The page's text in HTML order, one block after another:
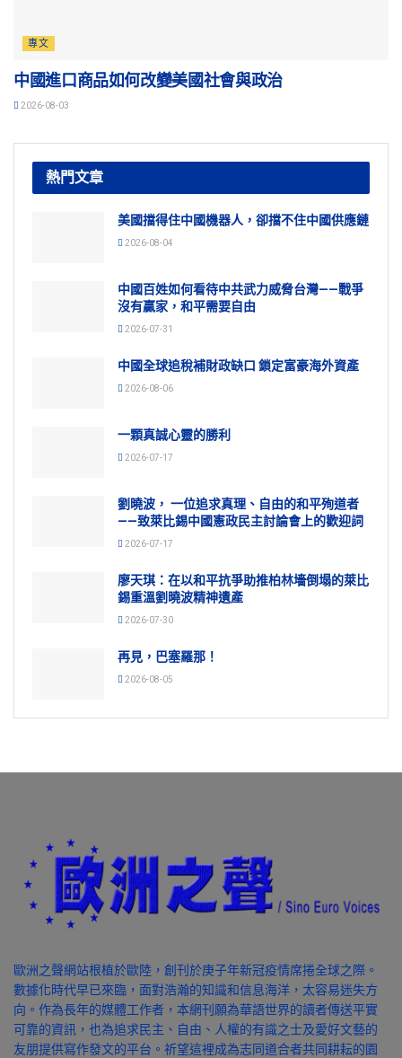
專文
中國進口商品如何改變美國社會與政治
2026-08-03
熱門文章
美國擋得住中國機器人，卻擋不住中國供應鏈
2026-08-04
中國百姓如何看待中共武力威脅台灣——戰爭
沒有贏家，和平需要自由
2026-07-31
中國全球追稅補財政缺口 鎖定富豪海外資產
2026-08-06
一顆真誠心靈的勝利
2026-07-17
劉曉波， 一位追求真理、自由的和平殉道者
——致萊比錫中國憲政民主討論會上的歡迎詞
2026-07-17
廖天琪：在以和平抗爭助推柏林墻倒塌的萊比
錫重溫劉曉波精神遺產
2026-07-30
再見，巴塞羅那！
2026-08-05
歐洲之聲網站根植於歐陸，創刊於庚子年新冠疫情席捲全球之際。
數據化時代早已來臨，面對浩瀚的知識和信息海洋，太容易迷失方
向。作為長年的媒體工作者，本網刊願為華語世界的讀者傳送平實
可靠的資訊，也為追求民主、自由、人權的有識之士及愛好文藝的
友朋提供寫作發文的平台。祈望這裡成為志同道合者共同耕耘的園